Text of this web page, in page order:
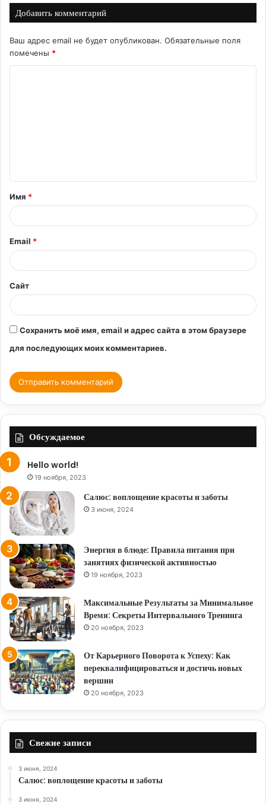
Добавить комментарий
Ваш адрес email не будет опубликован. Обязательные поля
помечены *
т
а
й
*
Имя *
Email *
Сайт
Сохранить моё имя, email и адрес сайта в этом браузере
для последующих моих комментариев.
Обсуждаемое
Hello world!
19 ноября, 2023
Салюс: воплощение красоты и заботы
3 июня, 2024
Энергия в блюде: Правила питания при
занятиях физической активностью
19 ноября, 2023
Максимальные Результаты за Минимальное
Время: Секреты Интервального Тренинга
20 ноября, 2023
От Карьерного Поворота к Успеху: Как
переквалифицироваться и достичь новых
вершин
20 ноября, 2023
Свежие записи
3 июня, 2024
Салюс: воплощение красоты и заботы
3 июня, 2024